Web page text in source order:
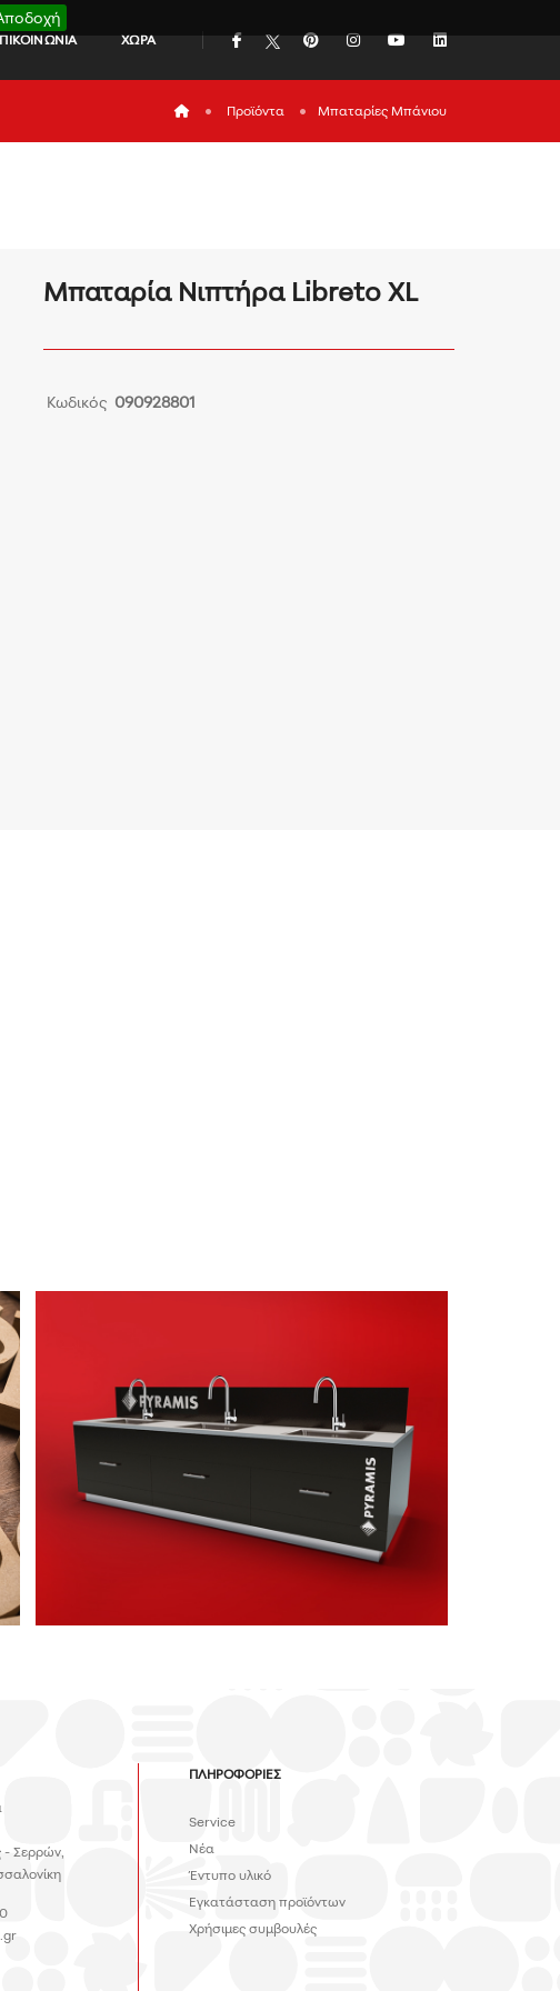
ΧΩΡΑ icon iconicon iconicon
iconΠροϊόντα Μπαταρίες Μπάνιου
Μπαταρία Νιπτήρα Libreto XL
Κωδικός 090928801
ΣΤΑΝΤ
ΠΡΟΩΘΗΤΙΚΟ ΥΛΙΚΟ
- Σερρών,
ΠΛΗΡΟΦΟΡΙΕΣ
Service
Νέα
Έντυπο υλικό
Εγκατάσταση προϊόντων
Χρήσιμες συμβουλές